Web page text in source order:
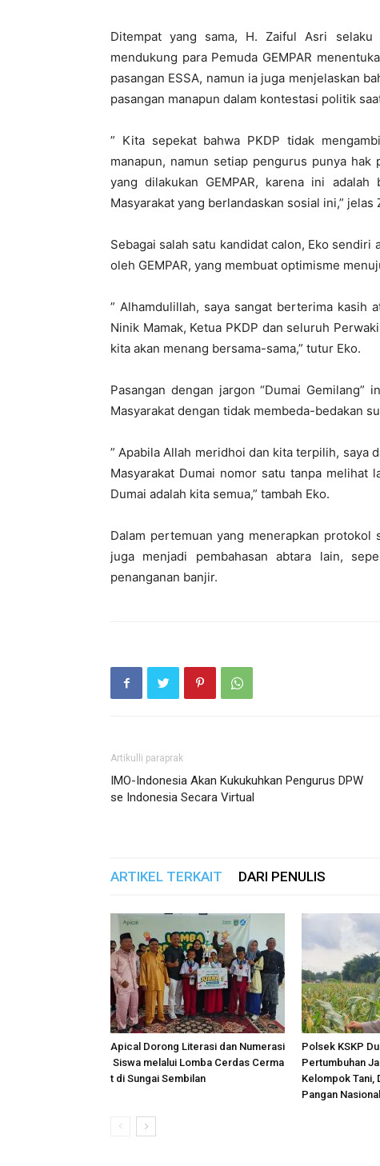
Ditempat yang sama, H. Zaiful Asri selaku
mendukung para Pemuda GEMPAR
pasangan ESSA, namun ia juga menjelaskan
pasangan manapun dalam kontestasi politik
” Kita sepekat bahwa PKDP tidak
manapun, namun setiap pengurus punya
yang dilakukan GEMPAR, karena ini
Masyarakat yang berlandaskan sosial ini,”
Sebagai salah satu kandidat calon, Eko
oleh GEMPAR, yang membuat optimisme
” Alhamdulillah, saya sangat berterima kasih
Ninik Mamak, Ketua PKDP dan seluruh
kita akan menang bersama-sama,” tutur Eko.
Pasangan dengan jargon “Dumai Gemilang”
Masyarakat dengan tidak membeda-bedakan
” Apabila Allah meridhoi dan kita terpilih, saya
Masyarakat Dumai nomor satu tanpa melihat
Dumai adalah kita semua,” tambah Eko.
Dalam pertemuan yang menerapkan protokol
juga menjadi pembahasan abtara lain,
penanganan banjir.
Artikulli paraprak
IMO-Indonesia Akan Kukukuhkan Pengurus DPW
se Indonesia Secara Virtual
ARTIKEL TERKAIT DARI PENULIS
Apical Dorong Literasi dan Numerasi
Siswa melalui Lomba Cerdas Cerma
t di Sungai Sembilan
Polsek KSKP
Pertumbuhan
Kelompok Tani,
Pangan Nasional